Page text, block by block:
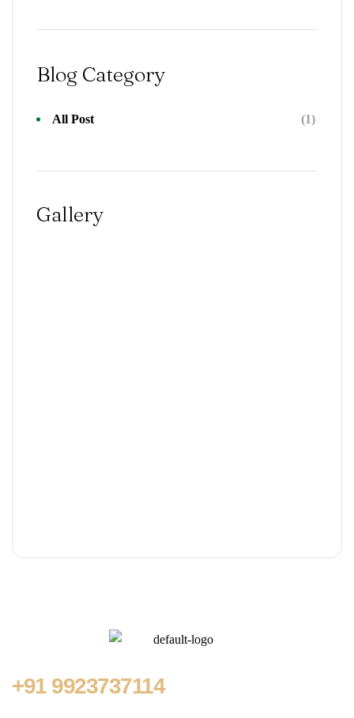
Blog Category
All Post (1)
Gallery
+91 9923737114